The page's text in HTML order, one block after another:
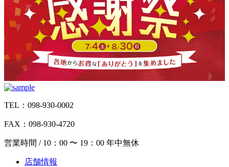
TEL：098-930-0002
FAX：098-930-4720
営業時間 / 10：00 〜 19：00 年中無休
店舗情報